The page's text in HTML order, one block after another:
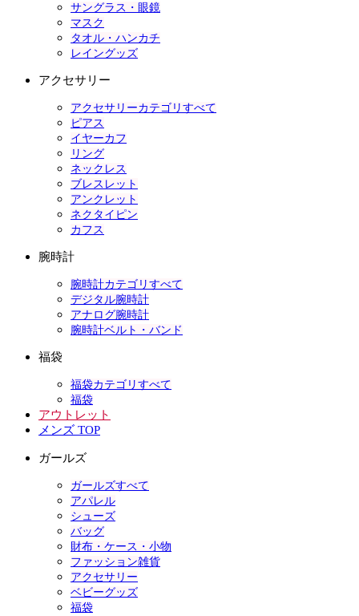
サングラス・眼鏡
マスク
タオル・ハンカチ
レイングッズ
アクセサリー
アクセサリーカテゴリすべて
ピアス
イヤーカフ
リング
ネックレス
ブレスレット
アンクレット
ネクタイピン
カフス
腕時計
腕時計カテゴリすべて
デジタル腕時計
アナログ腕時計
腕時計ベルト・バンド
福袋
福袋カテゴリすべて
福袋
アウトレット
メンズ TOP
ガールズ
ガールズすべて
アパレル
シューズ
バッグ
財布・ケース・小物
ファッション雑貨
アクセサリー
ベビーグッズ
福袋